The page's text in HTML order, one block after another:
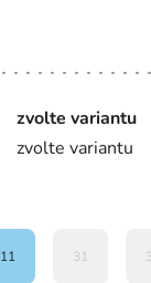
zvolte variantu
zvolte variantu
11 31